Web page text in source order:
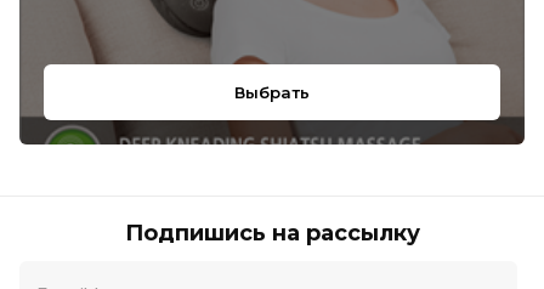
Выбрать
Подпишись на рассылку